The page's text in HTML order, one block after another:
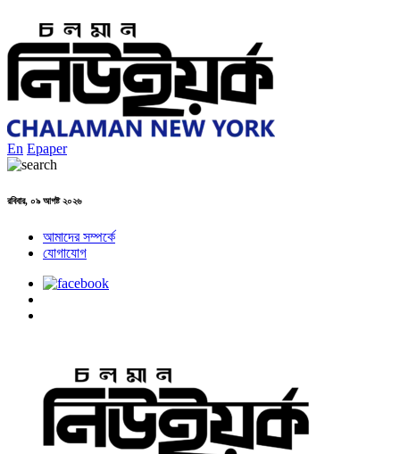
En Epaper
রবিবার, ০৯ আগষ্ট ২০২৬
আমাদের সম্পর্কে
যোগাযোগ